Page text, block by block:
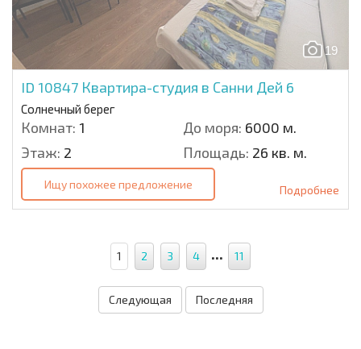
19
ID 10847 Квартира-студия в Санни Дей 6
Солнечный берег
Комнат: 1 До моря: 6000 м.
Этаж: 2 Площадь: 26 кв. м.
Ищу похожее предложение Подробнее
1 2 3 4 ... 11
Следующая Последняя